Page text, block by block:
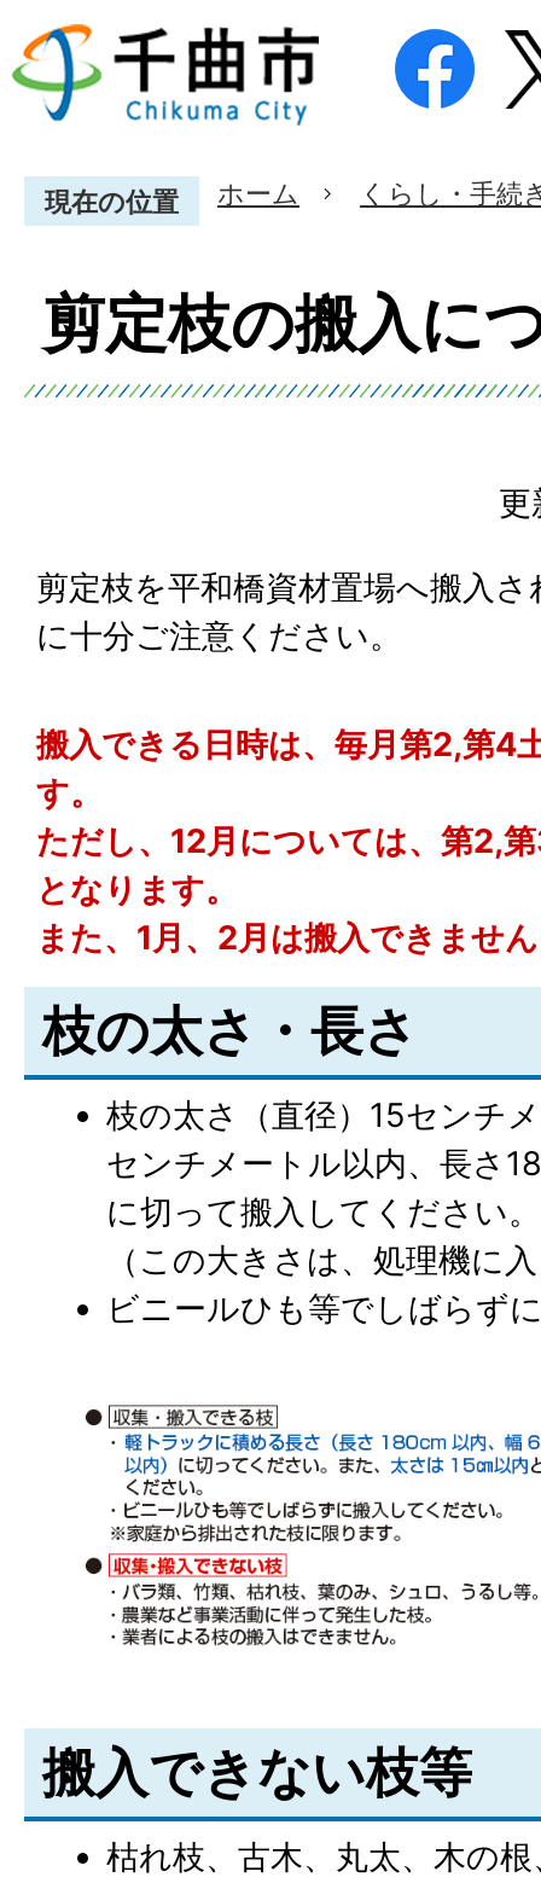
現在の位置 ホーム くらし・手続
剪定枝の搬入に
更
剪定枝を平和橋資材置場へ搬入
に十分ご注意ください。
搬入できる日時は、毎月第2,第4
す。
ただし、12月については、第2,
となります。
また、1月、2月は搬入できませ
枝の太さ・長さ
枝の太さ（直径）15センチ
センチメートル以内、長さ
に切って搬入してください。
（この大きさは、処理機に
ビニールひも等でしばらず
搬入できない枝等
枯れ枝、古木、丸太、木の